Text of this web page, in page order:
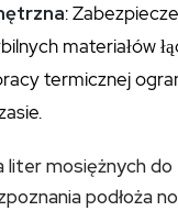
:
materiałów
termicznej
liter mosiężnych do
podłoża